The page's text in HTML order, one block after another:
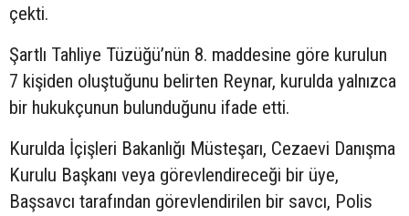
çekti.
Şartlı Tahliye Tüzüğü’nün 8. maddesine göre kurulun
7 kişiden oluştuğunu belirten Reynar, kurulda yalnızca
bir hukukçunun bulunduğunu ifade etti.
Kurulda İçişleri Bakanlığı Müsteşarı, Cezaevi Danışma
Kurulu Başkanı veya görevlendireceği bir üye,
Başsavcı tarafından görevlendirilen bir savcı, Polis